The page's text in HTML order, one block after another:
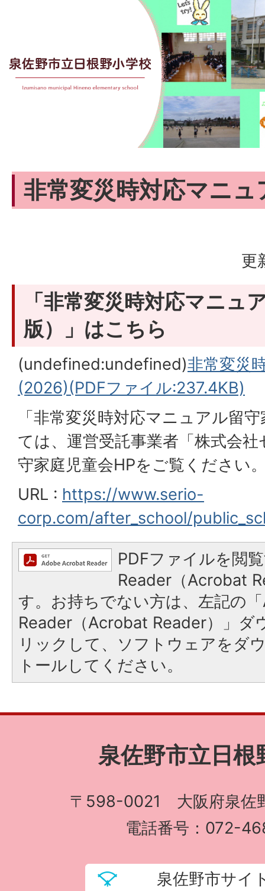
非常変災時対応マニ
更
「非常変災時対応マニュ
版）」はこちら
(undefined:undefined)非常変災
(2026)(PDFファイル:237.4KB)
「非常変災時対応マニュアル留
ては、運営受託事業者「株式会
守家庭児童会HPをご覧ください
URL : https://www.serio-
corp.com/after_school/
PDFファイルを閲
Reader（Acrobat
す。お持ちでない方は、左記の
Reader（Acrobat Reader）」ダ
リックして、ソフトウェアをダ
トールしてください。
泉佐野市立日根
〒598-0021 大阪府泉佐
電話番号：072-
泉佐野市サイ